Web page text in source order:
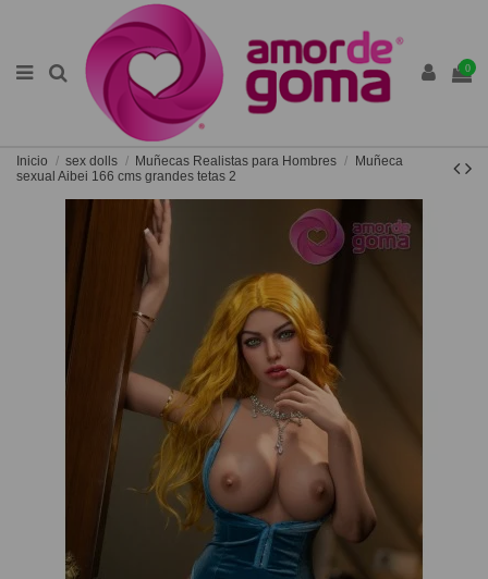
0
Inicio sex dolls Muñecas Realistas para Hombres
Muñeca
sexual Aibei 166 cms grandes tetas 2